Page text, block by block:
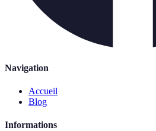
Navigation
Accueil
Blog
Informations